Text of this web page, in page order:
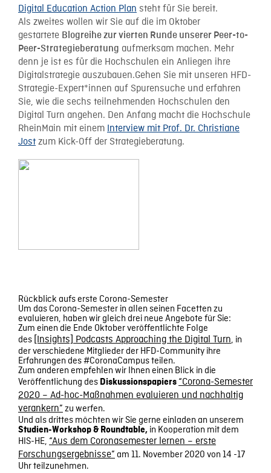
Digital Education Action Plan steht für Sie bereit.
Als zweites wollen wir Sie auf die im Oktober
gestartete Blogreihe zur vierten Runde unserer Peer-to-
Peer-Strategieberatung aufmerksam machen. Mehr
denn je ist es für die Hochschulen ein Anliegen ihre
Digitalstrategie auszubauen.Gehen Sie mit unseren HFD-
Strategie-Expert*innen auf Spurensuche und erfahren
Sie, wie die sechs teilnehmenden Hochschulen den
Digital Turn angehen. Den Anfang macht die Hochschule
RheinMain mit einem Interview mit Prof. Dr. Christiane
Jost zum Kick-Off der Strategieberatung.
Rückblick aufs erste Corona-Semester
Um das Corona-Semester in allen seinen Facetten zu
evaluieren, haben wir gleich drei neue Angebote für Sie:
Zum einen die Ende Oktober veröffentlichte Folge
des [Insights] Podcasts Approaching the Digital Turn, in
der verschiedene Mitglieder der HFD-Community ihre
Erfahrungen des #CoronaCampus teilen.
Zum anderen empfehlen wir Ihnen einen Blick in die
Veröffentlichung des Diskussionspapiers “Corona-Semester
2020 – Ad-hoc-Maßnahmen evaluieren und nachhaltig
verankern” zu werfen.
Und als drittes möchten wir Sie gerne einladen an unserem
Studien-Workshop & Roundtable, in Kooperation mit dem
HIS-HE, “Aus dem Coronasemester lernen – erste
Forschungsergebnisse” am 11. November 2020 von 14 -17
Uhr teilzunehmen.